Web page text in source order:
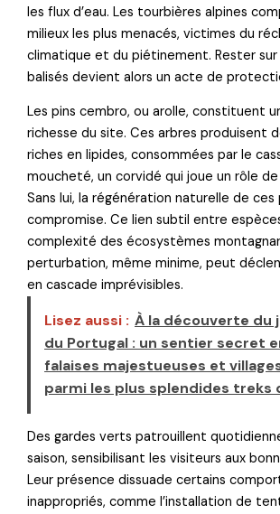
les flux d’eau. Les tourbières alpines
milieux les plus menacés, victimes du
climatique et du piétinement. Rester sur
balisés devient alors un acte de
Les pins cembro, ou arolle, constituent
richesse du site. Ces arbres produisent
riches en lipides, consommées par le
moucheté, un corvidé qui joue un rôle de
Sans lui, la régénération naturelle de ces
compromise. Ce lien subtil entre
complexité des écosystèmes
perturbation, même minime, peut
en cascade imprévisibles.
Lisez aussi : À la découverte du
du Portugal : un sentier secret
falaises majestueuses et
parmi les plus splendides treks
Des gardes verts patrouillent
saison, sensibilisant les visiteurs aux
Leur présence dissuade certains
inappropriés, comme l’installation de